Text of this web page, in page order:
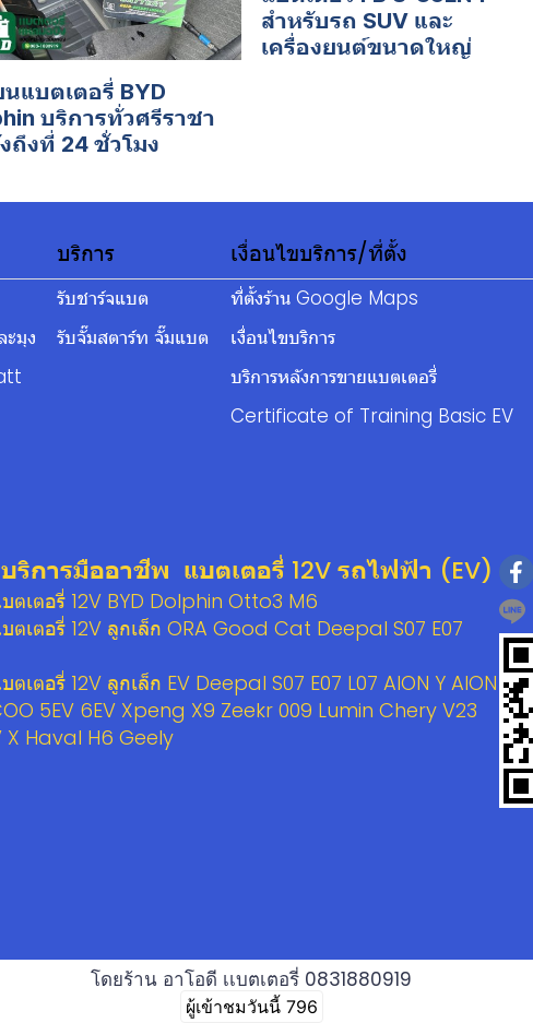
นแบตเตอรี่ BYD
บริการทั่วศรีราชา
ถึงที่ 24 ชั่วโมง
สำหรับรถ SUV และ
เครื่องยนต์ขนาดใหญ่
ะมุง
บริการ
รับชาร์จแบต
รับจั๊มสตาร์ท จั๊มแบต
เงื่อนไขบริการ/ที่ตั้ง
ที่ตั้งร้าน Google Maps
เงื่อนไขบริการ
บริการหลังการขายแบตเตอรี่
Certificate of Training Basic EV
ริการมืออาชีพ แบตเตอรี่ 12V รถไฟฟ้า (EV)
ตเตอรี่ 12V BYD Dolphin Otto3 M6
ตเตอรี่ 12V ลูกเล็ก ORA Good Cat Deepal S07 E07
ตเตอรี่ 12V ลูกเล็ก EV Deepal S07 E07 L07 AION Y AION
5EV 6EV Xpeng X9 Zeekr 009 Lumin Chery V23
X Haval H6 Geely
โดยร้าน อาโอดี เเบตเตอรี่ 0831880919
ผู้เข้าชมวันนี้ 796